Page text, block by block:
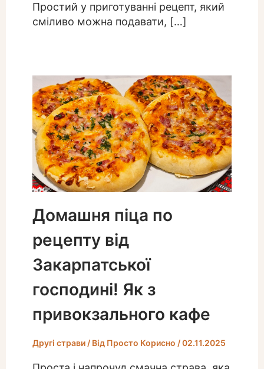
Простий у приготуванні рецепт, який
сміливо можна подавати, […]
Домашня піца по
рецепту від
Закарпатської
господині! Як з
привокзального кафе
Другі страви/ Від Просто Корисно /02.11.2025